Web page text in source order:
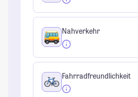
Nahverkehr
Fahrradfreundlichkeit